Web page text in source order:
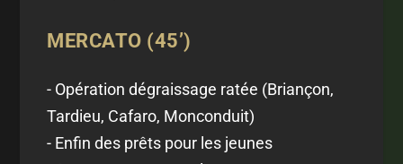
MERCATO (45’)
- Opération dégraissage ratée (Briançon,
Tardieu, Cafaro, Monconduit)
- Enfin des prêts pour les jeunes